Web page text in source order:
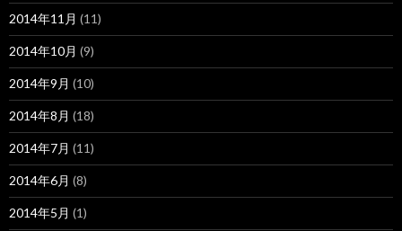
2014年11月 (11)
2014年10月 (9)
2014年9月 (10)
2014年8月 (18)
2014年7月 (11)
2014年6月 (8)
2014年5月 (1)